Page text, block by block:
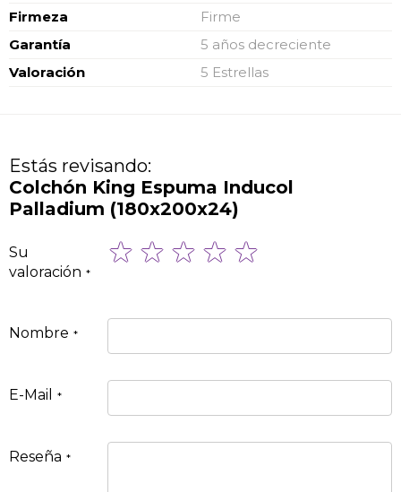
Firmeza
Firme
Garantía
5 años decreciente
Valoración
5 Estrellas
Estás revisando:
Colchón King Espuma Inducol
Palladium (180x200x24)
Su
valoración
1
star
2
stars
3
stars
4
stars
5
stars
Nombre
E-Mail
Reseña